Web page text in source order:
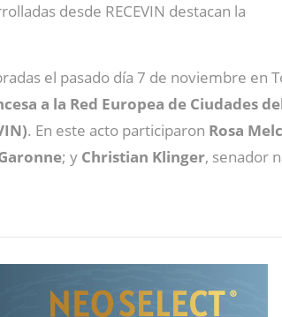
desde RECEVIN destacan la
el pasado día 7 de noviembre en
a la Red Europea de Ciudades
. En este acto participaron Rosa
; y Christian Klinger, senador